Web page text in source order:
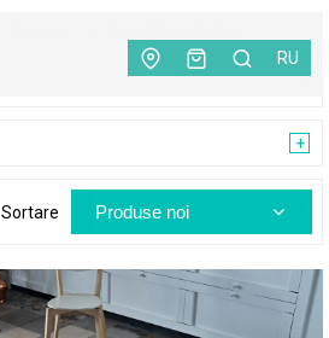
RU
Sortare Produse noi